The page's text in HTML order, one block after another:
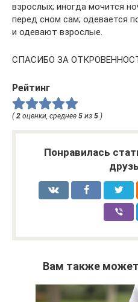
взрослых; иногда мочится
перед сном сам; одевается
и одевают взрослые.
СПАСИБО ЗА
Рейтинг
( 2 оценки, среднее 5 из 5 )
Понравилась
Вам также